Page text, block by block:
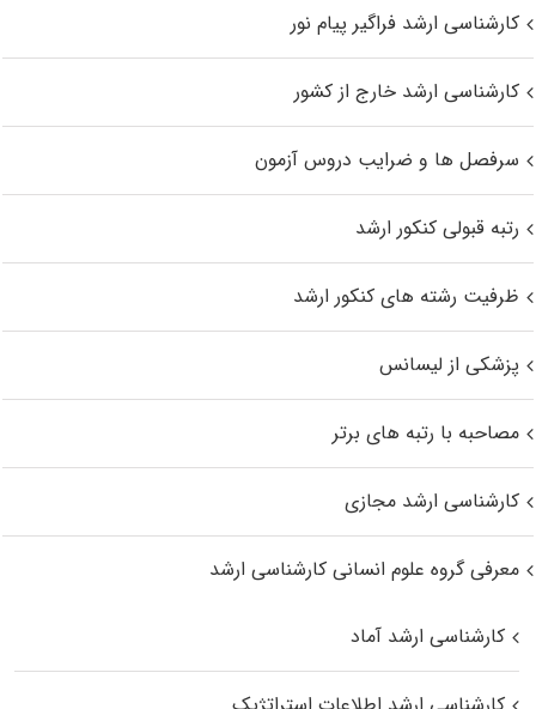
کارشناسی ارشد فراگیر پیام نور
کارشناسی ارشد خارج از کشور
سرفصل ها و ضرایب دروس آزمون
رتبه قبولی کنکور ارشد
ظرفیت رشته های کنکور ارشد
پزشکی از لیسانس
مصاحبه با رتبه های برتر
کارشناسی ارشد مجازی
معرفی گروه علوم انسانی کارشناسی ارشد
کارشناسی ارشد آماد